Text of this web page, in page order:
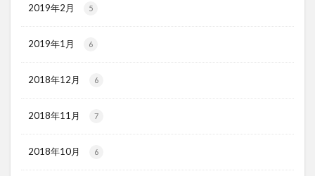
2019年2月 5
2019年1月 6
2018年12月 6
2018年11月 7
2018年10月 6